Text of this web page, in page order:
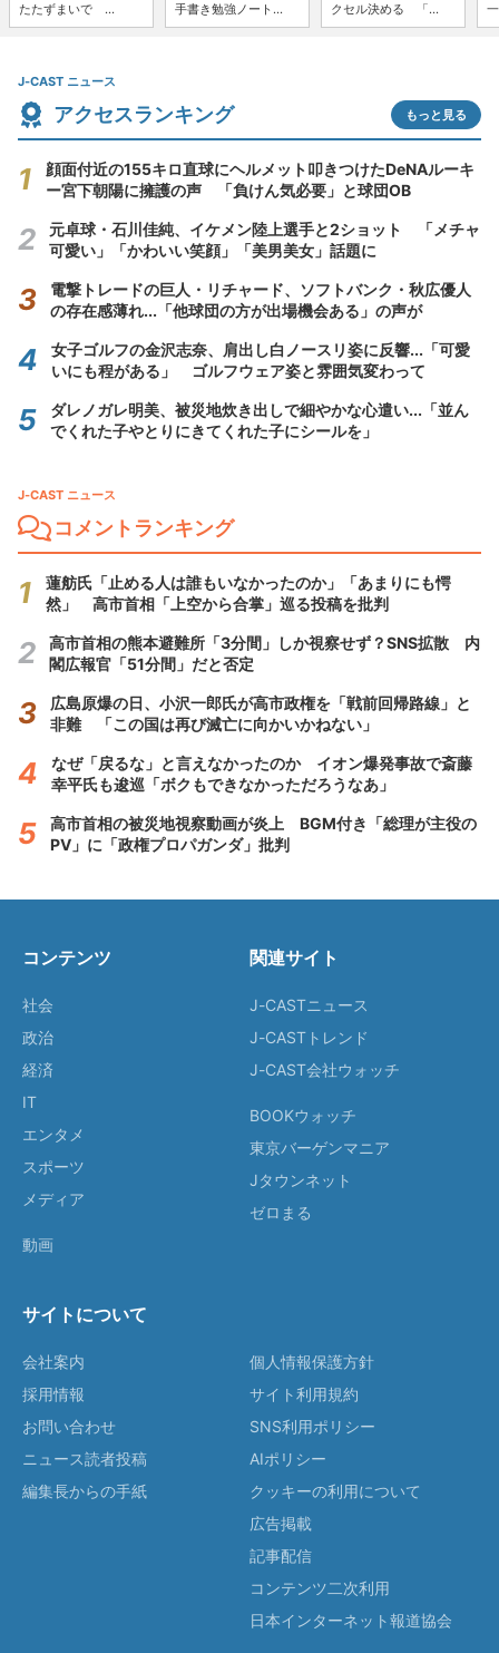
たたずまいで ...
手書き勉強ノート...
クセル決める 「...
J-CAST ニュース
アクセスランキング もっと見る
顔面付近の155キロ直球にヘルメット叩きつけたDeNAルーキ
ー宮下朝陽に擁護の声 「負けん気必要」と球団OB
元卓球・石川佳純、イケメン陸上選手と2ショット 「メチャ
可愛い」「かわいい笑顔」「美男美女」話題に
電撃トレードの巨人・リチャード、ソフトバンク・秋広優人
の存在感薄れ...「他球団の方が出場機会ある」の声が
女子ゴルフの金沢志奈、肩出し白ノースリ姿に反響...「可愛
いにも程がある」 ゴルフウェア姿と雰囲気変わって
ダレノガレ明美、被災地炊き出しで細やかな心遣い...「並ん
でくれた子やとりにきてくれた子にシールを」
J-CAST ニュース
コメントランキング
蓮舫氏「止める人は誰もいなかったのか」「あまりにも愕
然」 高市首相「上空から合掌」巡る投稿を批判
高市首相の熊本避難所「3分間」しか視察せず？SNS拡散 内
閣広報官「51分間」だと否定
広島原爆の日、小沢一郎氏が高市政権を「戦前回帰路線」と
非難 「この国は再び滅亡に向かいかねない」
なぜ「戻るな」と言えなかったのか イオン爆発事故で斎藤
幸平氏も逡巡「ボクもできなかっただろうなあ」
高市首相の被災地視察動画が炎上 BGM付き「総理が主役の
PV」に「政権プロパガンダ」批判
コンテンツ
社会
政治
経済
IT
エンタメ
スポーツ
メディア
動画
関連サイト
J-CASTニュース
J-CASTトレンド
J-CAST会社ウォッチ
BOOKウォッチ
東京バーゲンマニア
Jタウンネット
ゼロまる
サイトについて
会社案内
採用情報
お問い合わせ
ニュース読者投稿
編集長からの手紙
個人情報保護方針
サイト利用規約
SNS利用ポリシー
AIポリシー
クッキーの利用について
広告掲載
記事配信
コンテンツ二次利用
日本インターネット報道協会